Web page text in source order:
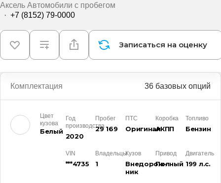
Аксель Автомобили с пробегом
· +7 (8152) 79-0000
Записаться на оценку
Комплектация 36 базовых опций
Цвет
кузова
Белый
Год
производства
2020
Пробег
29 169
ПТС
Оригинал
Коробка
АКПП
Топливо
Бензин
VIN
***4735
Владельцы
1
Кузов
Внедорож­
ник
Привод
Полный
Двигатель
199 л.с.